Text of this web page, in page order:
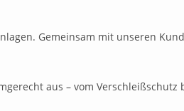
Gemeinsam mit unseren
aus – vom Verschleißschutz